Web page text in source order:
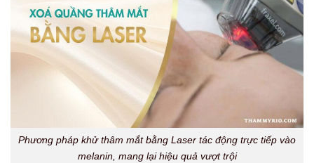
Phương pháp khử thâm mắt bằng Laser tác động trực tiếp vào
melanin, mang lại hiệu quả vượt trội